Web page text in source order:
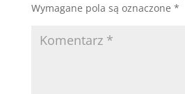
Wymagane pola są oznaczone *